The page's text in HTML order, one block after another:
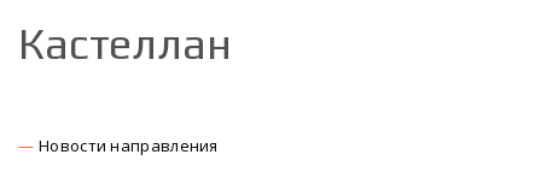
Кастеллан
Новости направления